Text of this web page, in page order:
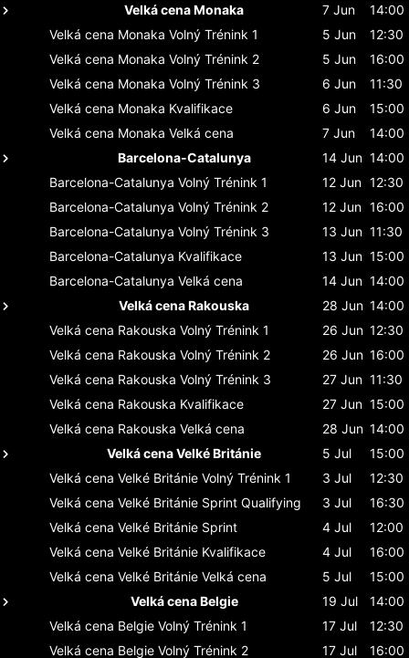
Velká cena Monaka 7 Jun
14:00
Velká cena Monaka Volný Trénink 1 5 Jun
12:30
Velká cena Monaka Volný Trénink 2 5 Jun
16:00
Velká cena Monaka Volný Trénink 3 6 Jun
11:30
Velká cena Monaka Kvalifikace 6 Jun
15:00
Velká cena Monaka Velká cena 7 Jun
14:00
Barcelona-Catalunya
14 Jun 14:00
Barcelona-Catalunya Volný Trénink 1 12 Jun 12:30
Barcelona-Catalunya Volný Trénink 2 12 Jun 16:00
Barcelona-Catalunya Volný Trénink 3 13 Jun 11:30
Barcelona-Catalunya Kvalifikace 13 Jun 15:00
Barcelona-Catalunya Velká cena 14 Jun 14:00
Velká cena Rakouska
28 Jun 14:00
Velká cena Rakouska Volný Trénink 1 26 Jun 12:30
Velká cena Rakouska Volný Trénink 2 26 Jun 16:00
Velká cena Rakouska Volný Trénink 3 27 Jun 11:30
Velká cena Rakouska Kvalifikace 27 Jun 15:00
Velká cena Rakouska Velká cena 28 Jun 14:00
Velká cena Velké Británie
5 Jul
15:00
Velká cena Velké Británie Volný Trénink 1 3 Jul
12:30
Velká cena Velké Británie Sprint Qualifying 3 Jul
16:30
Velká cena Velké Británie Sprint 4 Jul
12:00
Velká cena Velké Británie Kvalifikace 4 Jul
16:00
Velká cena Velké Británie Velká cena 5 Jul
15:00
Velká cena Belgie
19 Jul
14:00
Velká cena Belgie Volný Trénink 1 17 Jul
12:30
Velká cena Belgie Volný Trénink 2 17 Jul 16:00